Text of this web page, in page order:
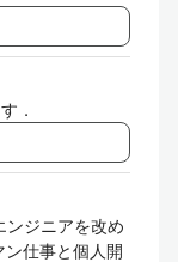
．
ジニアを改め
仕事と個人開